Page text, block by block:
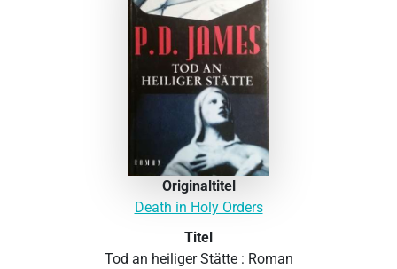
Originaltitel
Death in Holy Orders
Titel
Tod an heiliger Stätte : Roman